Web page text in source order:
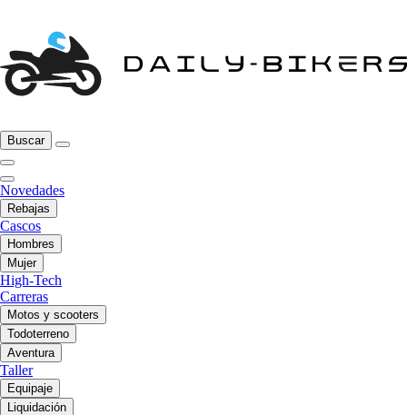
Buscar
Novedades
Rebajas
Cascos
Hombres
Mujer
High-Tech
Carreras
Motos y scooters
Todoterreno
Aventura
Taller
Equipaje
Liquidación